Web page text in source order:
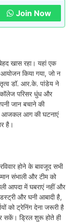
Join Now
खास रहा। यहां एक
किया गया, जो न
डॉ. आर.के. पांडेय ने
कॉलेज परिसर धुंध और
जान बचाने की
आजकल आग की घटनाएं
है।
होने के बावजूद सभी
संभाली और टीम को
आपदा में घबराएं नहीं और
और घनी आबादी है,
को ट्रेनिंग देना जरूरी है
सकें। ड्रिल शुरू होते ही